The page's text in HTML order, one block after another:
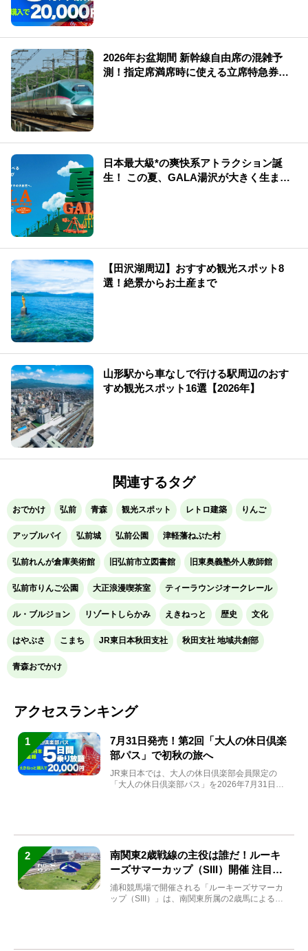
2026年お盆期間 新幹線自由席の混雑予
測！指定席満席時に使える立席特急券も
日本最大級*の爽快系アトラクション誕
生！ この夏、GALA湯沢が大きく生まれ
【田沢湖周辺】おすすめ観光スポット8
選！絶景からお土産まで
山形駅から車なしで行ける駅周辺のおす
すめ観光スポット16選【2026年】
関連するタグ
おでかけ 弘前 青森 観光スポット レトロ建築 りんご
アップルパイ 弘前城 弘前公園 津軽藩ねぷた村
弘前れんが倉庫美術館 旧弘前市立図書館 旧東奥義塾外人教師館
弘前市りんご公園 大正浪漫喫茶室 ティーラウンジオークレール
ル・ブルジョン リゾートしらかみ えきねっと 歴史 文化
はやぶさ こまち JR東日本秋田支社 秋田支社 地域共創部
青森おでかけ
アクセスランキング
1
7月31日発売！第2回「大人の休日倶楽
部パス」で初秋の旅へ
JR東日本では、大人の休日倶楽部会員限定の
「大人の休日倶楽部パス」を2026年7月31日
2
南関東2歳戦線の主役は誰だ！ルーキ
ーズサマーカップ（SIII）開催 注目馬
と見どころをチェック
浦和競馬場で開催される「ルーキーズサマーカ
ップ（SIII）」は、南関東所属の2歳馬による注